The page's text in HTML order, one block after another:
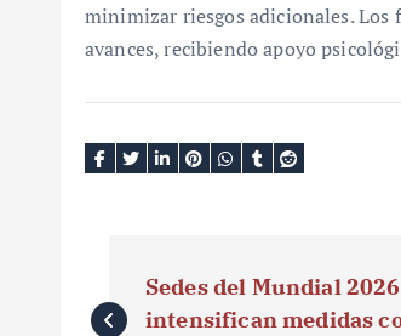
minimizar riesgos adicionales.
avances, recibiendo apoyo
a
Sedes del Mundial 2026
intensifican medidas